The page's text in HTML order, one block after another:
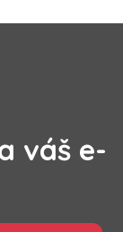
váš e-